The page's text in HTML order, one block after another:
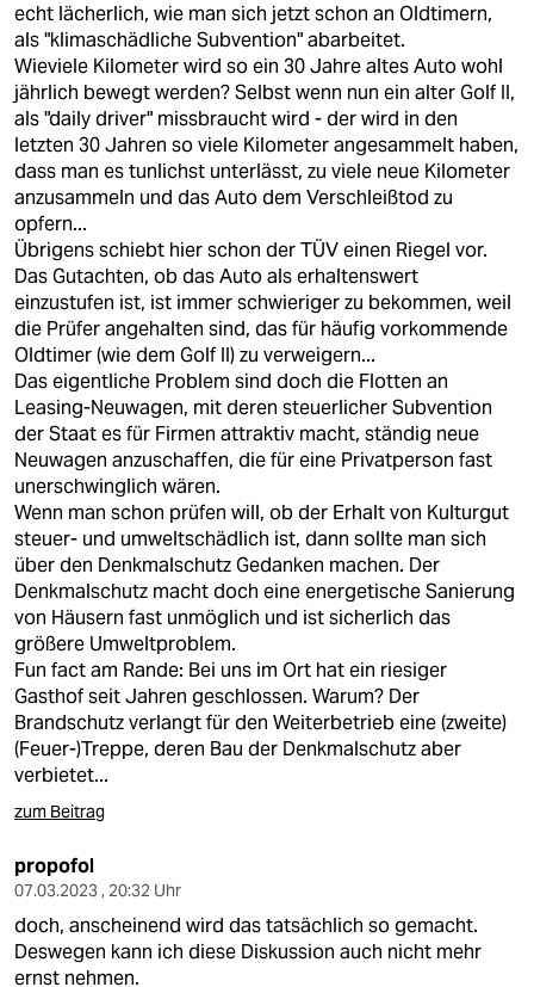
echt lächerlich, wie man sich jetzt schon an Oldtimern,
als "klimaschädliche Subvention" abarbeitet.
Wieviele Kilometer wird so ein 30 Jahre altes Auto wohl
jährlich bewegt werden? Selbst wenn nun ein alter Golf II,
als "daily driver" missbraucht wird - der wird in den
letzten 30 Jahren so viele Kilometer angesammelt haben,
dass man es tunlichst unterlässt, zu viele neue Kilometer
anzusammeln und das Auto dem Verschleißtod zu
opfern...
Übrigens schiebt hier schon der TÜV einen Riegel vor.
Das Gutachten, ob das Auto als erhaltenswert
einzustufen ist, ist immer schwieriger zu bekommen, weil
die Prüfer angehalten sind, das für häufig vorkommende
Oldtimer (wie dem Golf II) zu verweigern...
Das eigentliche Problem sind doch die Flotten an
Leasing-Neuwagen, mit deren steuerlicher Subvention
der Staat es für Firmen attraktiv macht, ständig neue
Neuwagen anzuschaffen, die für eine Privatperson fast
unerschwinglich wären.
Wenn man schon prüfen will, ob der Erhalt von Kulturgut
steuer- und umweltschädlich ist, dann sollte man sich
über den Denkmalschutz Gedanken machen. Der
Denkmalschutz macht doch eine energetische Sanierung
von Häusern fast unmöglich und ist sicherlich das
größere Umweltproblem.
Fun fact am Rande: Bei uns im Ort hat ein riesiger
Gasthof seit Jahren geschlossen. Warum? Der
Brandschutz verlangt für den Weiterbetrieb eine (zweite)
(Feuer-)Treppe, deren Bau der Denkmalschutz aber
verbietet...
zum Beitrag
propofol
07.03.2023 , 20:32 Uhr
doch, anscheinend wird das tatsächlich so gemacht.
Deswegen kann ich diese Diskussion auch nicht mehr
ernst nehmen.